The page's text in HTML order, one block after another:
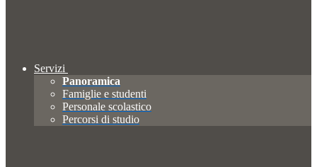
Servizi
Panoramica
Famiglie e studenti
Personale scolastico
Percorsi di studio